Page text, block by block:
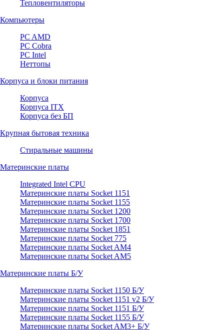
Тепловентиляторы
Компьютеры
PC AMD
PC Cobra
PC Intel
Неттопы
Корпуса и блоки питания
Корпуса
Корпуса ITX
Корпуса без БП
Крупная бытовая техника
Стиральные машины
Материнские платы
Integrated Intel CPU
Материнские платы Socket 1151
Материнские платы Socket 1155
Материнские платы Socket 1200
Материнские платы Socket 1700
Материнские платы Socket 1851
Материнские платы Socket 775
Материнские платы Socket AM4
Материнские платы Socket AM5
Материнские платы Б/У
Материнские платы Socket 1150 Б/У
Материнские платы Socket 1151 v2 Б/У
Материнские платы Socket 1151 Б/У
Материнские платы Socket 1155 Б/У
Материнские платы Socket AM3+ Б/У